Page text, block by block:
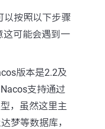
以按照以下步骤
这可能会遇到一
版本是2.2及
支持通过
，虽然这里主
梦等数据库，